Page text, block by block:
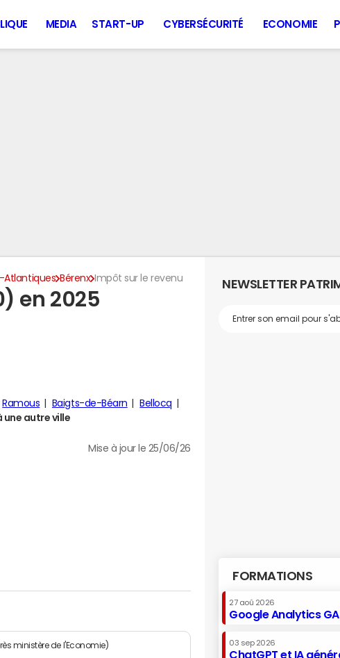
MEDIA START-UP CYBERSÉCURITÉ ECONOMIE
Atlantiques Bérenx Impôt sur le revenu
en 2025
Ramous Baigts-de-Béarn
Bellocq
une autre ville
Mise à jour le 25/06/26
ministère de l'Economie)
NEWSLETTER
FORMATIONS
27 aoû 2026
Google Analytics
03 sep 2026
ChatGPT et IA